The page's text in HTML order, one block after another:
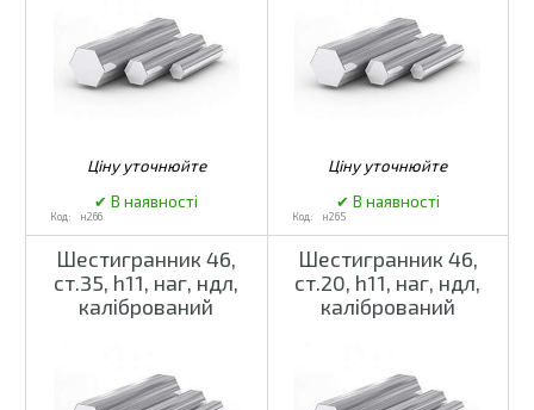
н266 н265
Шестигранник 46,
ст.35, h11, наг, ндл,
калібрований
Шестигранник 46,
ст.20, h11, наг, ндл,
калібрований